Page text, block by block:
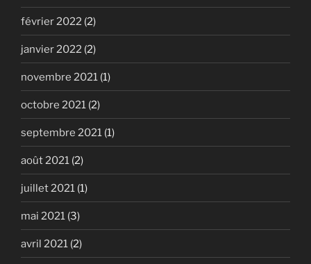
février 2022 (2)
janvier 2022 (2)
novembre 2021 (1)
octobre 2021 (2)
septembre 2021 (1)
août 2021 (2)
juillet 2021 (1)
mai 2021 (3)
avril 2021 (2)